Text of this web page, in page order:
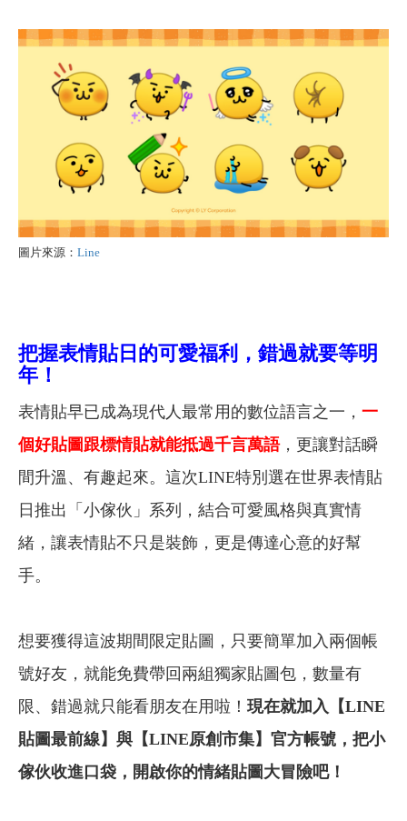
圖片來源： Line
把握表情貼日的可愛福利，錯過就要等明
年！
表情貼早已成為現代人最常用的數位語言之一， 一
個好貼圖跟標情貼就能抵過千言萬語，更讓對話瞬
間升溫、有趣起來。 這次LINE特別選在世界表情貼
日推出「小傢伙」系列，結合可愛風格與真實情
緒，讓表情貼不只是裝飾，更是傳達心意的好幫
手。
想要獲得這波期間限定貼圖，只要簡單加入兩個帳
號好友，就能免費帶回兩組獨家貼圖包，數量有
限、錯過就只能看朋友在用啦！ 現在就加入【LINE
貼圖最前線】與【LINE原創市集】官方帳號，把小
傢伙收進口袋，開啟你的情緒貼圖大冒險吧！